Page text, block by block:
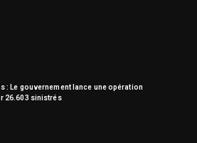
: Le gouvernement lance une opération
26.603 sinistrés